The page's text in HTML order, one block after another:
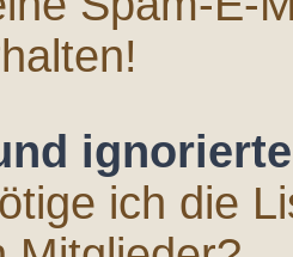
ich die